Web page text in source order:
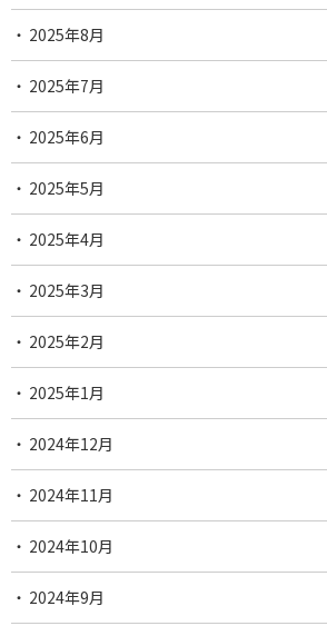
2025年8月
2025年7月
2025年6月
2025年5月
2025年4月
2025年3月
2025年2月
2025年1月
2024年12月
2024年11月
2024年10月
2024年9月